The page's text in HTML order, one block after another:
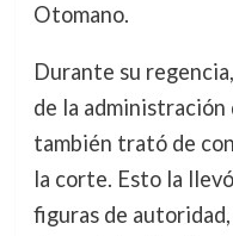
Otomano.
Durante su
de la administración
también trató de
la corte. Esto la
figuras de